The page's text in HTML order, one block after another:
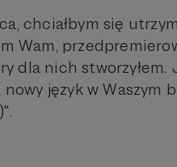
chciałbym się
Wam,
dla nich
język w Waszym